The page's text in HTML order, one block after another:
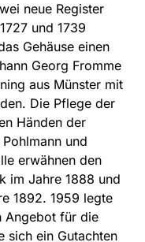
neue Register
und 1739
Gehäuse einen
Georg Fromme
aus Münster mit
Die Pflege der
Händen der
und
erwähnen den
im Jahre 1888 und
1892. 1959 legte
Angebot für die
sich ein Gutachten